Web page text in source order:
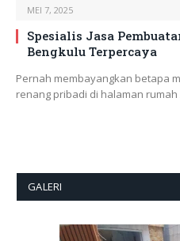
MEI 7, 2025
Spesialis Jasa
Bengkulu Terpercaya
Pernah membayangkan betapa
renang pribadi di halaman
GALERI